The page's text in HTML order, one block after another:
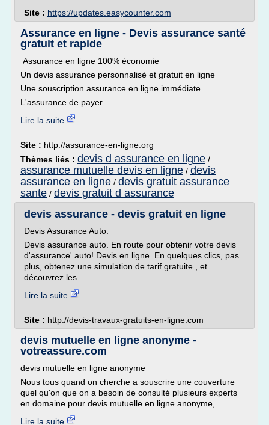
Site : https://updates.easycounter.com
Assurance en ligne - Devis assurance santé
gratuit et rapide
Assurance en ligne 100% économie
Un devis assurance personnalisé et gratuit en ligne
Une souscription assurance en ligne immédiate
L'assurance de payer...
Lire la suite
Site : http://assurance-en-ligne.org
Thèmes liés : devis d assurance en ligne /
assurance mutuelle devis en ligne / devis
assurance en ligne / devis gratuit assurance
sante / devis gratuit d assurance
devis assurance - devis gratuit en ligne
Devis Assurance Auto.
Devis assurance auto. En route pour obtenir votre devis
d'assurance' auto! Devis en ligne. En quelques clics, pas
plus, obtenez une simulation de tarif gratuite., et
découvrez les...
Lire la suite
Site : http://devis-travaux-gratuits-en-ligne.com
devis mutuelle en ligne anonyme -
votreassure.com
devis mutuelle en ligne anonyme
Nous tous quand on cherche a souscrire une couverture
quel qu'on que on a besoin de consulté plusieurs experts
en domaine pour devis mutuelle en ligne anonyme,...
Lire la suite